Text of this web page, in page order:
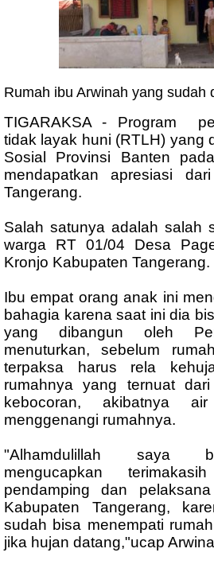
Rumah ibu Arwinah yang sudah
TIGARAKSA - Program
tidak layak huni (RTLH) yang
Sosial Provinsi Banten
mendapatkan apresiasi
Tangerang.
Salah satunya adalah salah
warga RT 01/04 Desa
Kronjo Kabupaten Tangerang.
Ibu empat orang anak ini
bahagia karena saat ini dia
yang dibangun oleh
menuturkan, sebelum
terpaksa harus rela
rumahnya yang ternuat
kebocoran, akibatnya
menggenangi rumahnya.
"Alhamdulillah saya
mengucapkan
pendamping dan
Kabupaten Tangerang,
sudah bisa menempati
jika hujan datang,"ucap